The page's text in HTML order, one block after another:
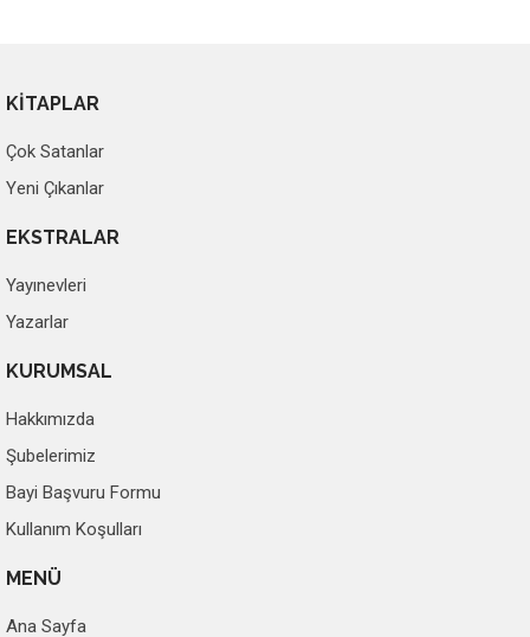
KİTAPLAR
Çok Satanlar
Yeni Çıkanlar
EKSTRALAR
Yayınevleri
Yazarlar
KURUMSAL
Hakkımızda
Şubelerimiz
Bayi Başvuru Formu
Kullanım Koşulları
MENÜ
Ana Sayfa